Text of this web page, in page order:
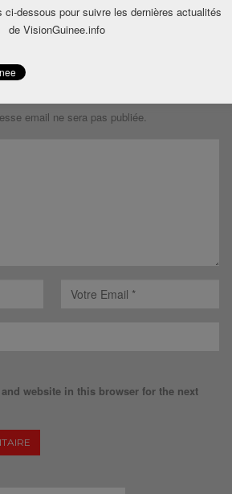
email ne sera pas publiée.
website in this browser for the next
ci-dessous pour suivre les dernières actualités
de VisionGuinee.info